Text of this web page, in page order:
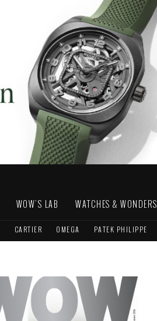
WOW'S LAB WATCHES & WONDERS
CARTIER OMEGA PATEK PHILIPPE